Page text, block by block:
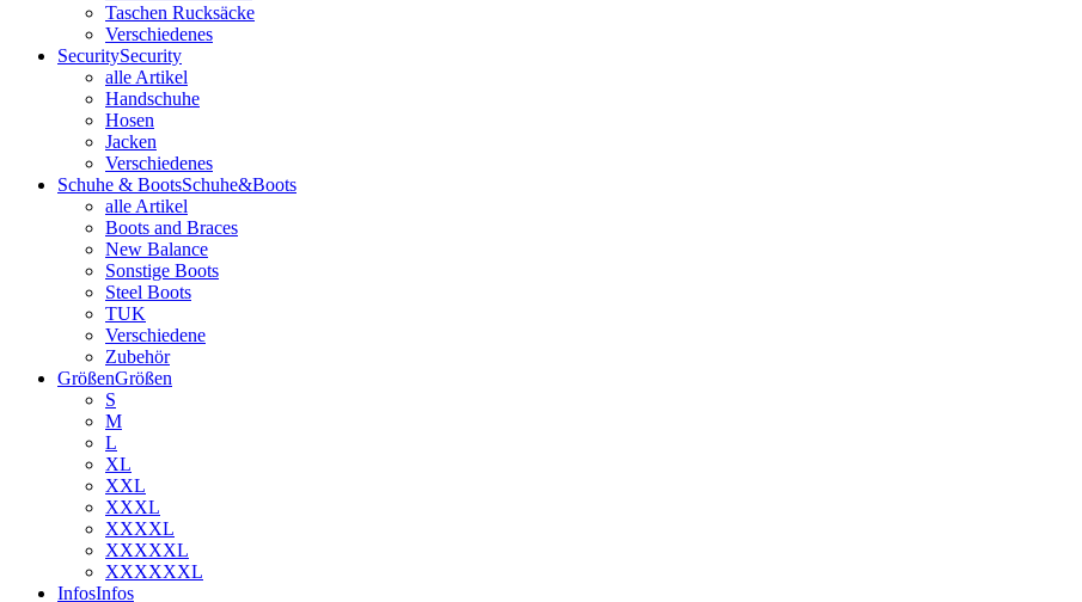
Taschen Rucksäcke
Verschiedenes
SecuritySecurity
alle Artikel
Handschuhe
Hosen
Jacken
Verschiedenes
Schuhe & BootsSchuhe&Boots
alle Artikel
Boots and Braces
New Balance
Sonstige Boots
Steel Boots
TUK
Verschiedene
Zubehör
GrößenGrößen
S
M
L
XL
XXL
XXXL
XXXXL
XXXXXL
XXXXXXL
InfosInfos